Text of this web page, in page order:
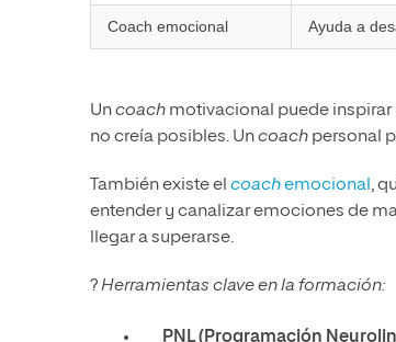
Coach emocional Ayuda a
Uncoach motivacional puede inspirar
no creía posibles. Uncoach personal
También existe el coachemocional,
entender y canalizar emociones de
llegar a superarse.
?Herramientas clave en la formación:
PNL (Programación